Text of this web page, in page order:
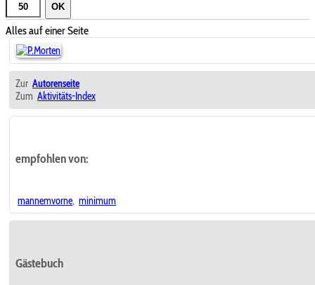
OK
Alles auf einer Seite
Zur Autorenseite
Zum Aktivitäts-Index
empfohlen von:
mannemvorne, minimum
Gästebuch